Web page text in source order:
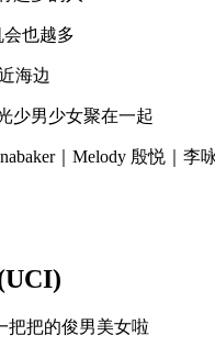
会也越多
海边
少男少女聚在一起
｜Melody 殷悦｜李
把把的俊男美女啦